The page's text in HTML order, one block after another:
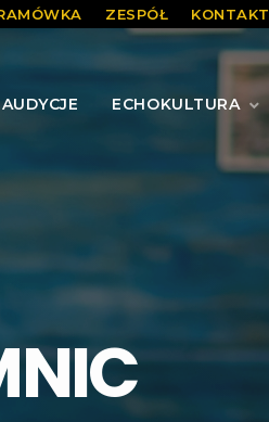
ZESPÓŁ KONTAKT
AUDYCJE ECHOKULTURA